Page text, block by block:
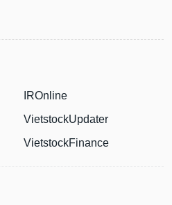
IROnline
VietstockUpdater
VietstockFinance